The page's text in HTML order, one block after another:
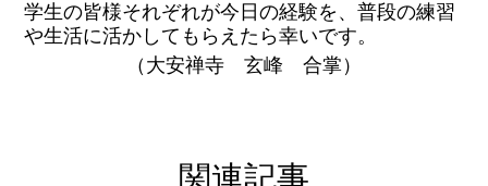
学生の皆様それぞれが今日の経験を、普段の練習
や生活に活かしてもらえたら幸いです。
（大安禅寺 玄峰 合掌）
関連記事